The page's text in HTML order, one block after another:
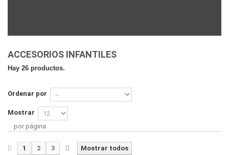
ACCESORIOS INFANTILES
Hay 26 productos.
Ordenar por
Mostrar
por página
Mostrar todos
1 2 3